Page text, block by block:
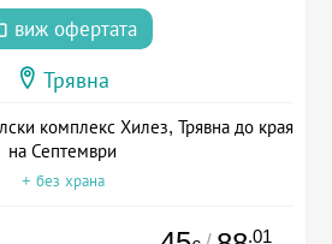
виж офертата
Трявна
комплекс Хилез, Трявна до края
на Септември
+ без храна
.01